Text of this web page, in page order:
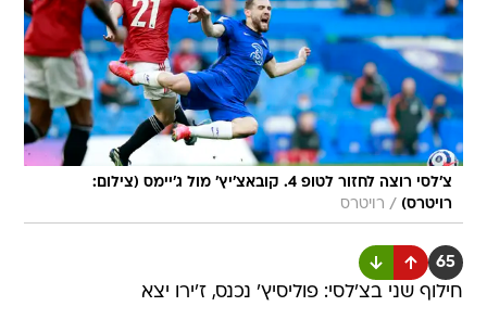
צ'לסי רוצה לחזור לטופ 4. קובאצ'יץ' מול ג'יימס (צילום:
רויטרס) / רויטרס
65
חילוף שני בצ'לסי: פוליסיץ' נכנס, ז'ירו יצא